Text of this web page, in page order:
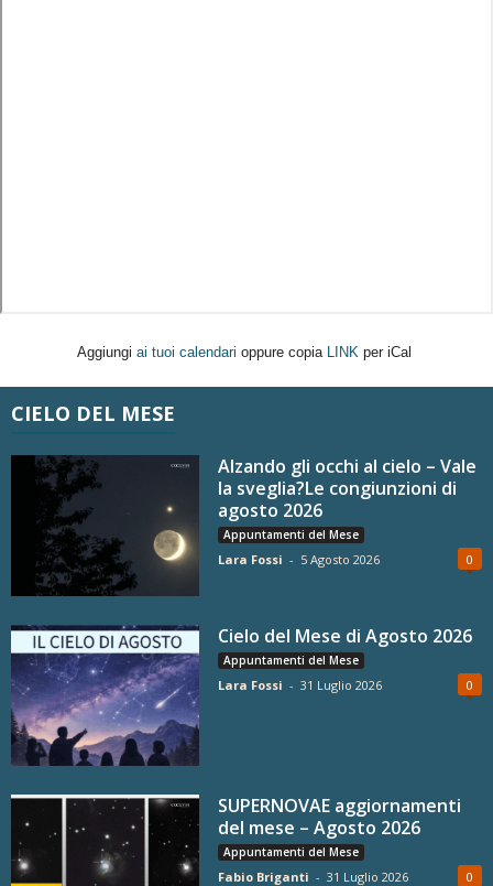
Aggiungi ai tuoi calendari oppure copia LINK per iCal
CIELO DEL MESE
Alzando gli occhi al cielo – Vale
la sveglia?Le congiunzioni di
agosto 2026
Appuntamenti del Mese
Lara Fossi - 5 Agosto 2026 0
Cielo del Mese di Agosto 2026
Appuntamenti del Mese
Lara Fossi - 31 Luglio 2026 0
SUPERNOVAE aggiornamenti
del mese – Agosto 2026
Appuntamenti del Mese
Fabio Briganti - 31 Luglio 2026 0